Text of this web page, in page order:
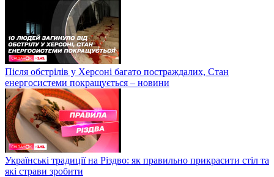
Після обстрілів у Херсоні багато постраждалих, Стан
енергосистеми покращується – новини
Українські традиції на Різдво: як правильно прикрасити стіл та
які страви зробити